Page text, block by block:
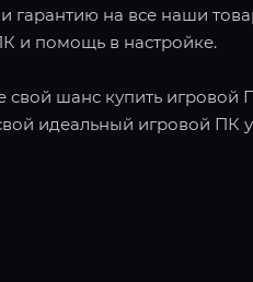
гарантию на все наши
и помощь в настройке.
свой шанс купить
идеальный игровой ПК